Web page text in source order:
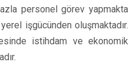
personel görev yapmakta
yerel işgücünden oluşmaktadır.
istihdam ve ekonomik